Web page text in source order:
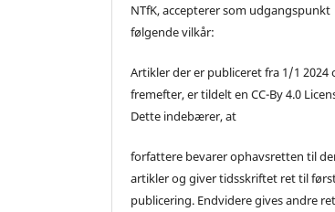
NTfK, accepterer som udgangspunkt
følgende vilkår:
Artikler der er publiceret fra 1/1 2024
fremefter, er tildelt en CC-By 4.0
Dette indebærer, at
forfattere bevarer ophavsretten til
artikler og giver tidsskriftet ret til
publicering. Endvidere gives andre